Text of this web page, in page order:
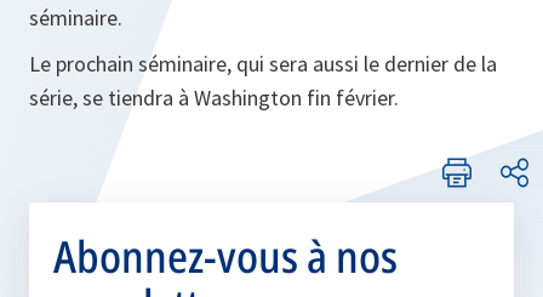
séminaire.
Le prochain séminaire, qui sera aussi le dernier de la
série, se tiendra à Washington fin février.
Abonnez-vous à nos